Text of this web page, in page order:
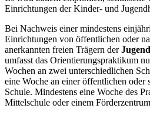
Einrichtungen der Kinder- und
Bei Nachweis einer mindestens
Einrichtungen von öffentlichen oder
anerkannten freien Trägern der
umfasst das Orientierungspraktikum
Wochen an zwei unterschiedlichen
eine Woche an einer öffentlichen oder
Schule. Mindestens eine Woche des
Mittelschule oder einem